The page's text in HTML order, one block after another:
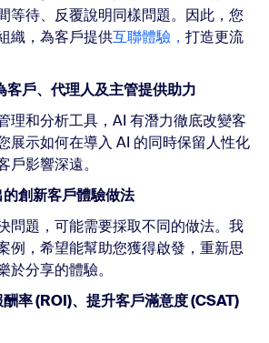
等待、反覆說明同樣問題。因此，您
織，為客戶提供互聯體驗， 打造更流
客戶、代理人及主管提供助力
理和分析工具，AI 有潛力徹底改變客
展示如何在導入 AI 的同時保留人性化
戶影響深遠。
創新客戶體驗做法
問題，可能需要採取不同的做法。我
例，希望能幫助您獲得啟發，重新思
於分享的體驗。
率 (ROI)、提升客戶滿意度 (CSAT)